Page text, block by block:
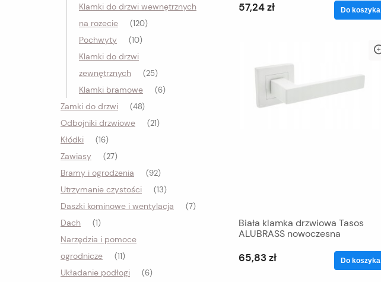
Klamki do drzwi wewnętrznych
na rozecie
(120)
Pochwyty (10)
Klamki do drzwi
zewnętrznych
(25)
Klamki bramowe (6)
Zamki do drzwi (48)
Odbojniki drzwiowe (21)
Kłódki (16)
Zawiasy (27)
Bramy i ogrodzenia (92)
Utrzymanie czystości (13)
Daszki kominowe i wentylacja (7)
Dach (1)
Narzędzia i pomoce
ogrodnicze
(11)
Układanie podłogi (6)
57,24 zł Do koszyka
Biała klamka drzwiowa Tasos
ALUBRASS nowoczesna
65,83 zł Do koszyka